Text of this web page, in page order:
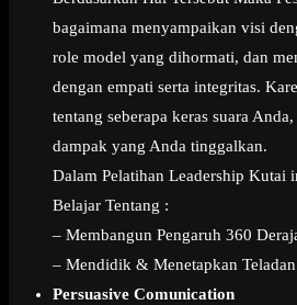
bagaimana menyampaikan visi
role model yang dihormati, dan
dengan empati serta integritas.
tentang seberapa keras suara
dampak yang Anda tinggalkan.
Dalam Pelatihan Leadership Kutai
Belajar Tentang :
– Membangun Pengaruh 360
– Mendidik & Menetapkan Teladan
Persuasive Comunication